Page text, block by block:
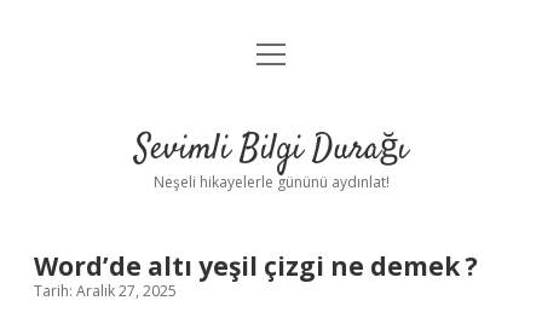
Anasayfa
Yasal Uyarı
menüyü
Sevimli Bilgi Durağı
Neşeli hikayelerle gününü aydınlat!
Word’de altı yeşil çizgi ne demek ?
Tarih: Aralık 27, 2025